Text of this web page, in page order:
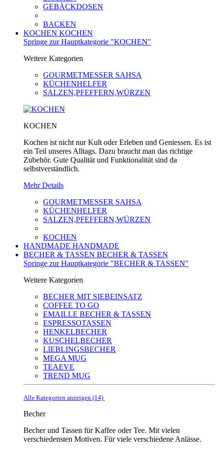
GEBÄCKDOSEN
BACKEN
KOCHEN KOCHEN
Springe zur Hauptkategorie "KOCHEN"
Weitere Kategorien
GOURMETMESSER SAHSA
KÜCHENHELFER
SALZEN,PFEFFERN,WÜRZEN
KOCHEN
Kochen ist nicht nur Kult oder Erleben und Geniessen. Es ist
ein Teil unseres Alltags. Dazu braucht man das richtige
Zubehör. Gute Qualität und Funktionalität sind da
selbstverständlich.
Mehr Details
GOURMETMESSER SAHSA
KÜCHENHELFER
SALZEN,PFEFFERN,WÜRZEN
KOCHEN
HANDMADE HANDMADE
BECHER & TASSEN BECHER & TASSEN
Springe zur Hauptkategorie "BECHER & TASSEN"
Weitere Kategorien
BECHER MIT SIEBEINSATZ
COFFEE TO GO
EMAILLE BECHER & TASSEN
ESPRESSOTASSEN
HENKELBECHER
KUSCHELBECHER
LIEBLINGSBECHER
MEGA MUG
TEAEVE
TREND MUG
Alle Kategorien anzeigen (14)
Becher
Becher und Tassen für Kaffee oder Tee. Mit vielen
verschiedensten Motiven. Für viele verschiedene Anlässe.